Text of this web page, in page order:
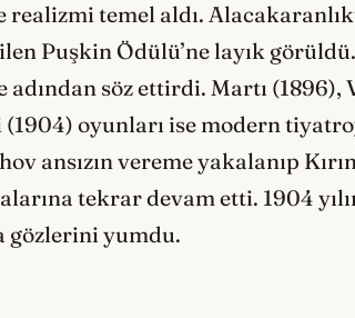
temel aldı.
Puşkin Ödülü’ne layık görüldü.
söz ettirdi. Martı (1896),
(1904) oyunları ise modern
ansızın vereme yakalanıp
tekrar devam etti. 1904
gözlerini yumdu.